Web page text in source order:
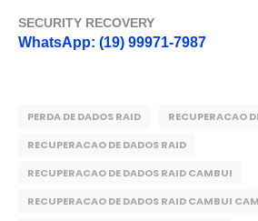
SECURITY RECOVERY
WhatsApp: (19) 99971-7987
PERDA DE DADOS RAID
RECUPERACAO
RECUPERACAO DE DADOS RAID
RECUPERACAO DE DADOS RAID CAMBUI
RECUPERACAO DE DADOS RAID CAMBUI